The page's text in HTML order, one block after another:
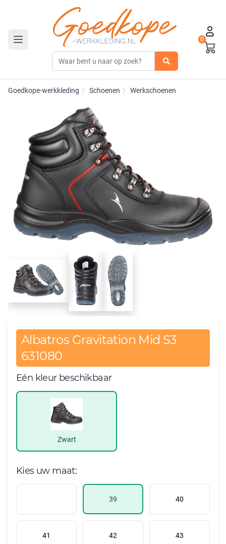
Toggle navigation
0
Goedkope-werkkleding Schoenen Werkschoenen
Albatros Gravitation Mid S3
631080
Eén kleur beschikbaar
Zwart
Kies uw maat:
39 40
41 42 43